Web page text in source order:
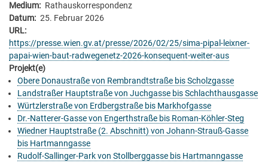
Medium
Rathauskorrespondenz
Datum
25. Februar 2026
URL
https://presse.wien.gv.at/presse/2026/02/25/sima-pipal-leixner-
papai-wien-baut-radwegenetz-2026-konsequent-weiter-aus
Projekt(e)
Obere Donaustraße von Rembrandtstraße bis Scholzgasse
Landstraßer Hauptstraße von Juchgasse bis Schlachthausgasse
Würtzlerstraße von Erdbergstraße bis Markhofgasse
Dr.-Natterer-Gasse von Engerthstraße bis Roman-Köhler-Steg
Wiedner Hauptstraße (2. Abschnitt) von Johann-Strauß-Gasse
bis Hartmanngasse
Rudolf-Sallinger-Park von Stollberggasse bis Hartmanngasse